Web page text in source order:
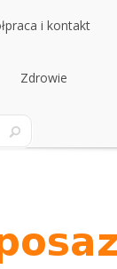
i kontakt
i kontakt
Zdrowie